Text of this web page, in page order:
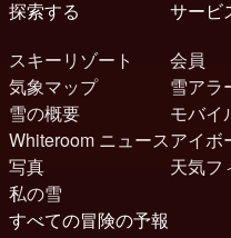
探索する
スキーリゾート
気象マップ
雪の概要
Whiteroom ニュース
写真
私の雪
サービ
会員
雪アラ
モバイ
アイボ
天気フ
すべての冒険の予報